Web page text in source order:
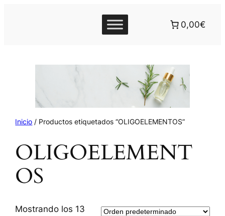
0,00€
Inicio / Productos etiquetados “OLIGOELEMENTOS”
OLIGOELEMENT
OS
Mostrando los 13